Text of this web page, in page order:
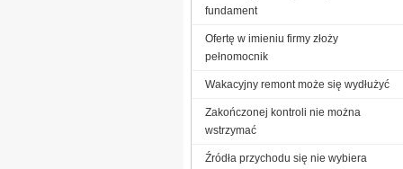
fundament
Ofertę w imieniu firmy złoży
pełnomocnik
Wakacyjny remont może się wydłużyć
Zakończonej kontroli nie można
wstrzymać
Źródła przychodu się nie wybiera